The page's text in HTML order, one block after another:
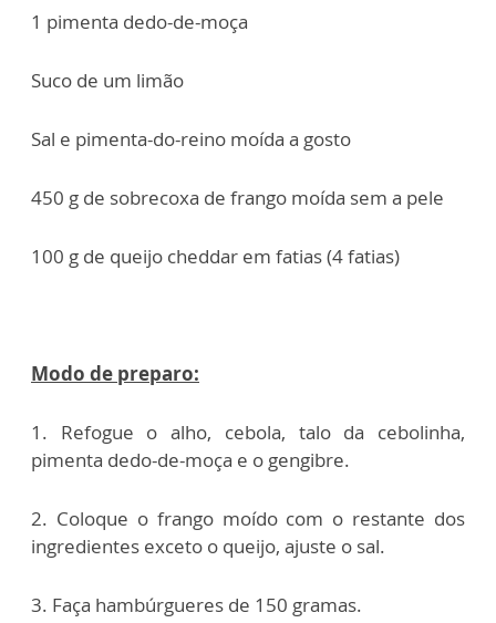
1 pimenta dedo-de-moça
Suco de um limão
Sal e pimenta-do-reino moída a gosto
450 g de sobrecoxa de frango moída sem a pele
100 g de queijo cheddar em fatias (4 fatias)
Modo de preparo:
1. Refogue o alho, cebola, talo da cebolinha,
pimenta dedo-de-moça e o gengibre.
2. Coloque o frango moído com o restante dos
ingredientes exceto o queijo, ajuste o sal.
3. Faça hambúrgueres de 150 gramas.